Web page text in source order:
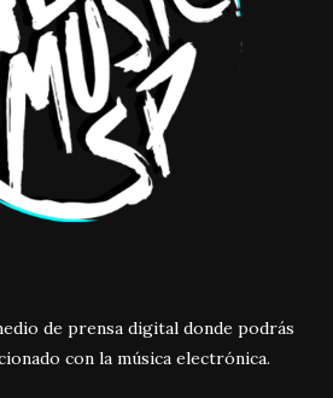
de prensa digital donde podrás
con la música electrónica.